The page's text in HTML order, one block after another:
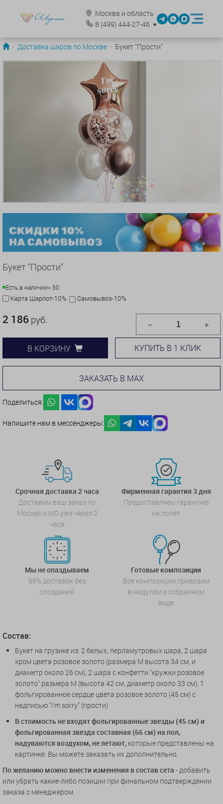
Москва и область
8 (499)444-27-46
Доставка шаров по Москве Букет "Прости"
Букет "Прости"
Есть в наличии> 50
Карта Шарлот-10% Самовывоз-10%
2 186 руб.
В КОРЗИНУ КУПИТЬ В 1 КЛИК
ЗАКАЗАТЬ В MAX
Поделиться:
Напишите нам в мессенджеры:
Срочная доставка 2 часа
Доставим ваш заказ по
Москве и МО уже через 2
часа
Фирменная гарантия 3 дня
Предоставляем гарантию
на полет
Мы не опаздываем
98% доставок без
опозданий
Готовые композиции
Все композиции привозим
в надутом и собранном
виде
Состав:
Букет на грузике из: 2 белых, перламутровых шара, 2 шара
хром цвета розовое золото (размера M высота 34 см, и
диаметр около 26 см), 2 шара с конфетти "кружки розовое
золото" размера М (высота 42 см, диаметр около 33 см), 1
фольгированное сердце цвета розовое золото (45 см) с
надписью "I'm sorry" (прости)
В стоимость не входят фольгированные звезды (45 см) и
фольгированная звезда составная (66 см) на пол,
надуваются воздухом, не летают, которые представлены на
картинке. Вы можете заказать их дополнительно.
По желанию можно внести изменения в состав сета - добавить
или убрать какие-либо позиции при финальном подтверждении
заказа с менеджером.